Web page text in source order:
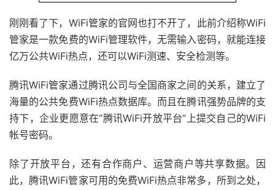
刚刚看了下，WiFi管家的官网也打不开了，此前介绍称WiFi
管家是一款免费的WiFi管理软件，无需输入密码，就能连接
亿万公共WiFi热点，还可以WiFi测速、安全检测等。
腾讯WiFi管家通过腾讯公司与全国商家之间的关系，建立了
海量的公共免费WiFi热点数据库。而且在腾讯强势品牌的支
持下，企业更愿意在“腾讯WiFi开放平台”上提交自己的WiFi
帐号密码。
除了开放平台，还有合作商户、运营商户等共享数据。因
此，腾讯WiFi管家可用的免费WiFi热点非常多，所到之处，